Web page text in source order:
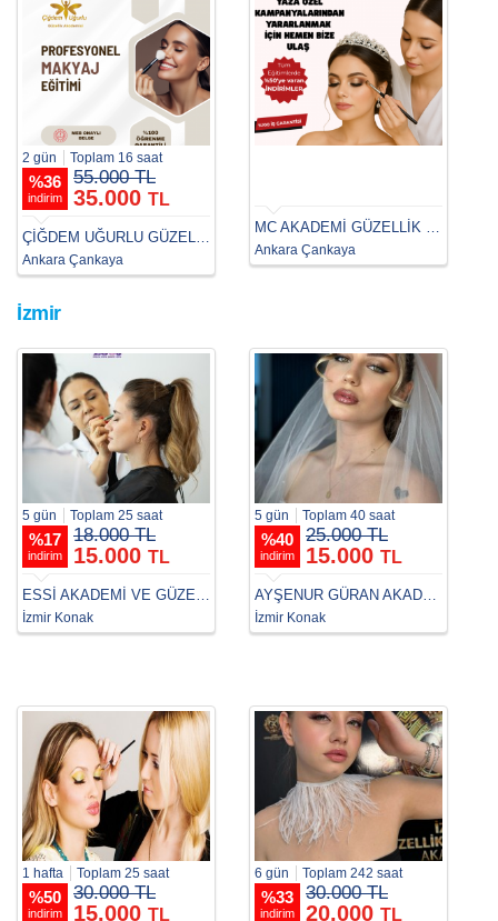
2 gün Toplam 16 saat
%36
indirim
55.000 TL
35.000 TL
Ankara Çankaya
Ankara Çankaya
İzmir
5 gün Toplam 25 saat
%17
indirim
18.000 TL
15.000 TL
İzmir Konak
5 gün Toplam 40 saat
%40
indirim
25.000 TL
15.000 TL
İzmir Konak
1 hafta Toplam 25 saat
%50
indirim
30.000 TL
15.000 TL
6 gün Toplam 242 saat
%33
indirim
30.000 TL
20.000 TL